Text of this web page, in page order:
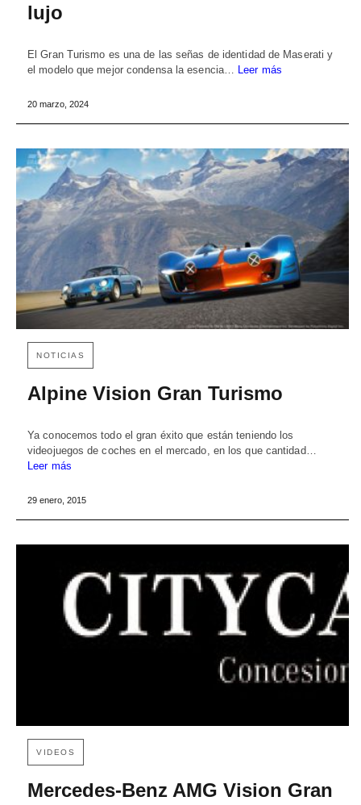
lujo
El Gran Turismo es una de las señas de identidad de Maserati y
el modelo que mejor condensa la esencia…
Leer más
20 marzo, 2024
NOTICIAS
Alpine Vision Gran Turismo
Ya conocemos todo el gran éxito que están teniendo los
videojuegos de coches en el mercado, en los que cantidad…
Leer más
29 enero, 2015
VIDEOS
Mercedes-Benz AMG Vision Gran